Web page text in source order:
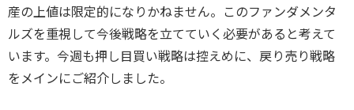
産の上値は限定的になりかねません。このファンダメンタ
ルズを重視して今後戦略を立てていく必要があると考えて
います。今週も押し目買い戦略は控えめに、戻り売り戦略
をメインにご紹介しました。